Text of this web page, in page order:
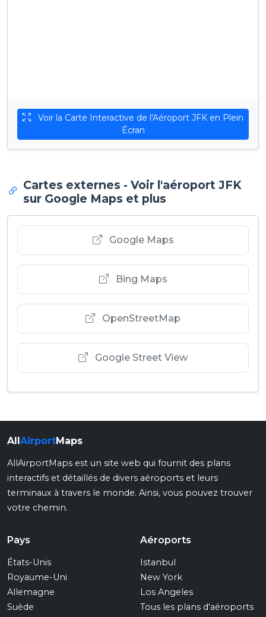
Écran
Cartes externes - Voir l'aéroport JFK
sur Google Maps et plus
Google Maps
Bing Maps
OpenStreetMap
Google Street View
AllAirportMaps
AllAirportMaps est un site web qui fournit des plans
interactifs et détaillés de divers aéroports et leurs
terminaux à travers le monde. Ainsi, vous pouvez trouver
votre chemin.
Pays
États-Unis
Royaume-Uni
Allemagne
Suède
Aéroports
Istanbul
New York
Los Angeles
Tous les plans d'aéroports